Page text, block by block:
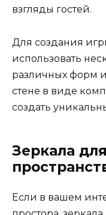
взгляды гостей.
Для создания
использовать
различных форм
стене в виде
создать
Зеркала
Если в вашем